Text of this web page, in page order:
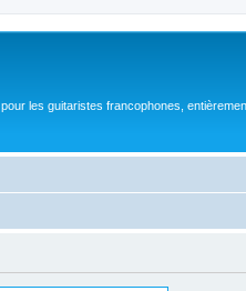
les guitaristes francophones,